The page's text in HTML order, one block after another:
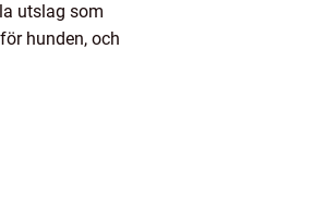
utslag som
hunden, och